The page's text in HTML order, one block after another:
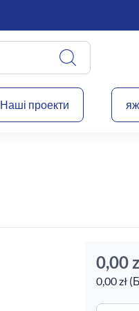
Ваш кошик
Наші проекти
0,00
0,00 zł